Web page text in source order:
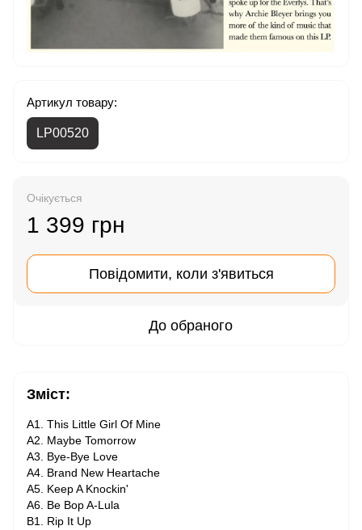
Артикул товару:
LP00520
Очікується
1 399 грн
Повідомити, коли з'явиться
До обраного
Зміст:
A1. This Little Girl Of Mine
A2. Maybe Tomorrow
A3. Bye-Bye Love
A4. Brand New Heartache
A5. Keep A Knockin'
A6. Be Bop A-Lula
B1. Rip It Up